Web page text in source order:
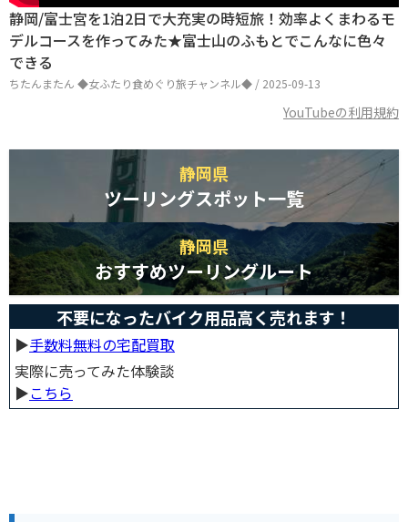
静岡/富士宮を1泊2日で大充実の時短旅！効率よくまわるモ
デルコースを作ってみた★富士山のふもとでこんなに色々
できる
ちたんまたん ◆女ふたり食めぐり旅チャンネル◆ / 2025-09-13
YouTubeの利用規約
静岡県
ツーリングスポット一覧
静岡県
おすすめツーリングルート
不要になったバイク用品高く売れます！
▶︎手数料無料の宅配買取
実際に売ってみた体験談
▶︎こちら